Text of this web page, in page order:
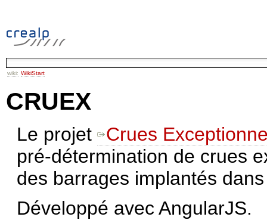
wiki: WikiStart
CRUEX
Le projet
Crues
pré-détermination de crues
des barrages implantés
Développé avec AngularJS.